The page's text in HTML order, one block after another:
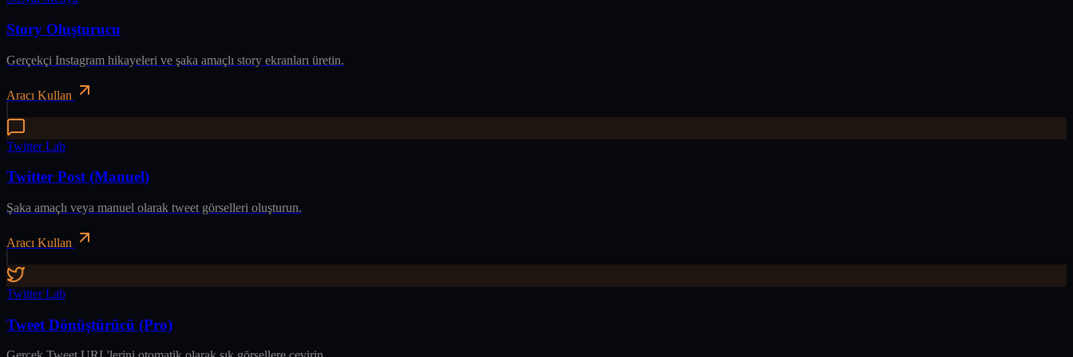
Story Oluşturucu
Gerçekçi Instagram hikayeleri ve şaka amaçlı story ekranları üretin.
Aracı Kullan
Twitter Lab
Twitter Post (Manuel)
Şaka amaçlı veya manuel olarak tweet görselleri oluşturun.
Aracı Kullan
Twitter Lab
Tweet Dönüştürücü (Pro)